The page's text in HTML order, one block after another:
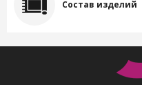
Состав изделий